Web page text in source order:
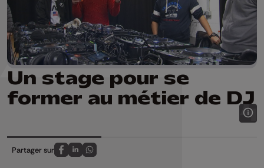
Un stage pour se
former au métier de DJ
Partager sur
Partagez sur FaceBook
Partagez sur LinkedIn
Partagez sur Whatsapp